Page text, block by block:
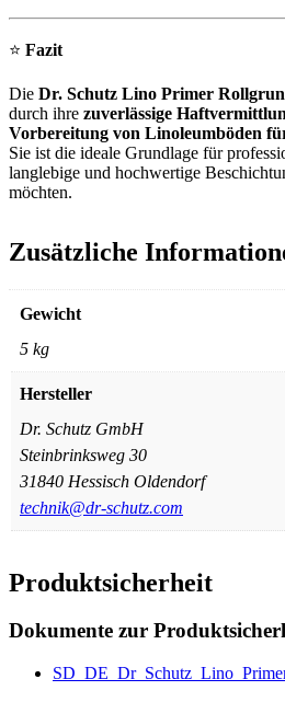
⭐ Fazit
Die Dr. Schutz Lino Primer
durch ihre zuverlässige
Vorbereitung von Linoleumböden
Sie ist die ideale Grundlage für
langlebige und hochwertige
möchten.
Zusätzliche
Gewicht
5 kg
Hersteller
Dr. Schutz GmbH
Steinbrinksweg 30
31840 Hessisch Oldendorf
technik@dr-schutz.com
Produktsicherheit
Dokumente zur